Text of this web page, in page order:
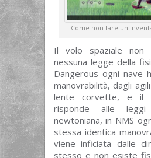
Come non fare un
Il volo spaziale
nessuna legge della
Dangerous ogni nave
manovrabilità, dagli
lente corvette, e il
risponde alle
newtoniana, in NMS
stessa identica
viene inficiata dalle
stesso e non esiste